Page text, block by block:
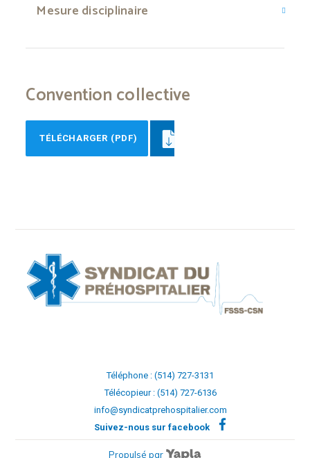
Mesure disciplinaire
Convention collective
TÉLÉCHARGER (PDF)
Téléphone : (514) 727-3131
Télécopieur : (514) 727-6136
info@syndicatprehospitalier.com
Suivez-nous sur facebook
Propulsé par